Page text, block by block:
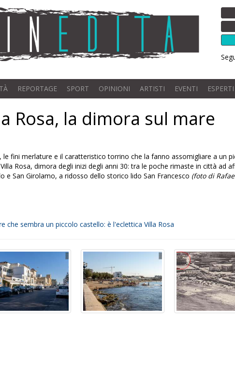
REPORTAGE SPORT OPINIONI ARTISTI EVENTI ESPERTI
Rosa, la dimora sul mare
fini merlature e il caratteristico torrino che la fanno assomigliare a un
Rosa, dimora degli inizi degli anni 30: tra le poche rimaste in città ad
e San Girolamo, a ridosso dello storico lido San Francesco (foto di
che sembra un piccolo castello: è l'eclettica Villa Rosa